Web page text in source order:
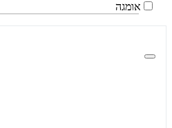
אומגה